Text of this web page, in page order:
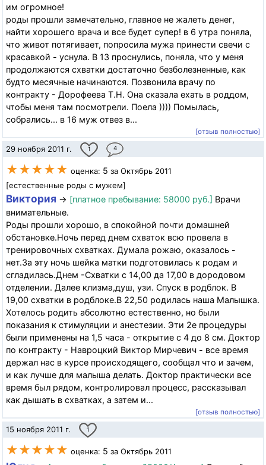
им огромное!
роды прошли замечательно, главное не жалеть денег,
найти хорошего врача и все будет супер! в 6 утра поняла,
что живот потягивает, попросила мужа принести свечи с
красавкой - уснула. В 13 проснулись, поняла, что у меня
продолжаются схватки достаточно безболезненные, как
будто месячные начинаются. Позвонила врачу по
контракту - Дорофеева Т.Н. Она сказала ехать в роддом,
чтобы меня там посмотрели. Поела )))) Помылась,
собрались... в 16 муж отвез в...
[отзыв полностью]
29 ноября 2011 г. 1 4
★★★★★ оценка: 5 за Октябрь 2011
[естественные роды с мужем]
Виктория → [платное пребывание: 58000 руб.] Врачи
внимательные.
Роды прошли хорошо, в спокойной почти домашней
обстановке.Ночь перед днем схваток всю провела в
тренировочных схватках. Думала рожаю, оказалось -
нет.За эту ночь шейка матки подготовилась к родам и
сгладилась.Днем -Схватки с 14,00 да 17,00 в дородовом
отделении. Далее клизма,душ, узи. Спуск в родблок. В
19,00 схватки в родблоке.В 22,50 родилась наша Малышка.
Хотелось родить абсолютно естественно, но были
показания к стимуляции и анестезии. Эти 2е процедуры
были применены на 1,5 часа - открытие с 4 до 8 см. Доктор
по контракту - Навроцкий Виктор Мирчевич - все время
держал нас в курсе происходящего, сообщал что и зачем,
и как лучше для малыша делать. Доктор практически все
время был рядом, контролировал процесс, рассказывал
как дышать в схватках, а затем и...
[отзыв полностью]
15 ноября 2011 г. 1
★★★★★ оценка: 5 за Октябрь 2011